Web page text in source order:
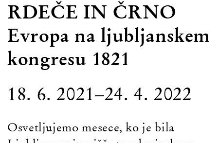
RDEČE IN ČRNO
Evropa na ljubljanskem
kongresu 1821
18. 6. 2021–24. 4. 2022
Osvetljujemo mesece, ko je bila